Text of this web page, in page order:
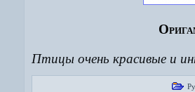
Птицы очень красивые и